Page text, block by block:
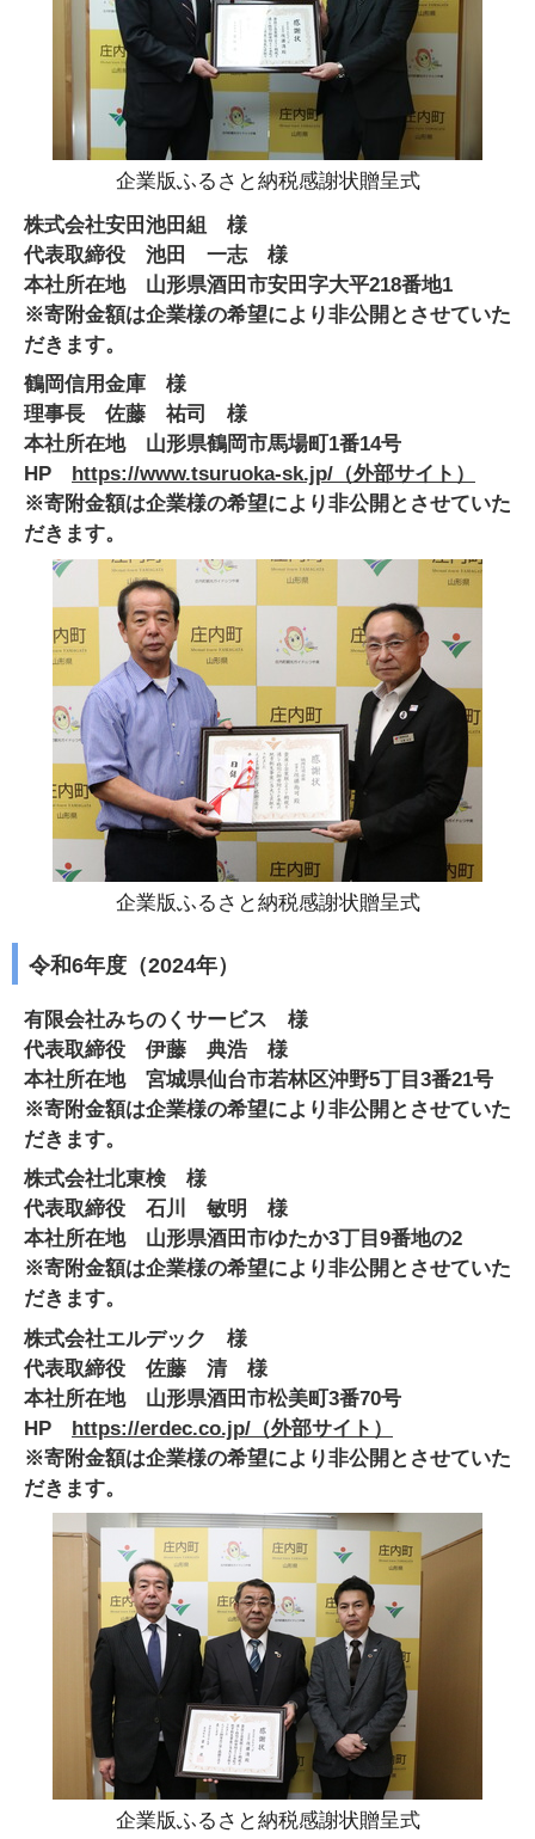
企業版ふるさと納税感謝状贈呈式
株式会社安田池田組 様
代表取締役 池田 一志 様
本社所在地 山形県酒田市安田字大平218番地1
※寄附金額は企業様の希望により非公開とさせていた
だきます。
鶴岡信用金庫 様
理事長 佐藤 祐司 様
本社所在地 山形県鶴岡市馬場町1番14号
HP
https://www.tsuruoka-sk.jp/ （外部サイト）
※寄附金額は企業様の希望により非公開とさせていた
だきます。
企業版ふるさと納税感謝状贈呈式
令和6年度（2024年）
有限会社みちのくサービス 様
代表取締役 伊藤 典浩 様
本社所在地 宮城県仙台市若林区沖野5丁目3番21号
※寄附金額は企業様の希望により非公開とさせていた
だきます。
株式会社北東検 様
代表取締役 石川 敏明 様
本社所在地 山形県酒田市ゆたか3丁目9番地の2
※寄附金額は企業様の希望により非公開とさせていた
だきます。
株式会社エルデック 様
代表取締役 佐藤 清 様
本社所在地 山形県酒田市松美町3番70号
HP https://erdec.co.jp/ （外部サイト）
※寄附金額は企業様の希望により非公開とさせていた
だきます。
企業版ふるさと納税感謝状贈呈式